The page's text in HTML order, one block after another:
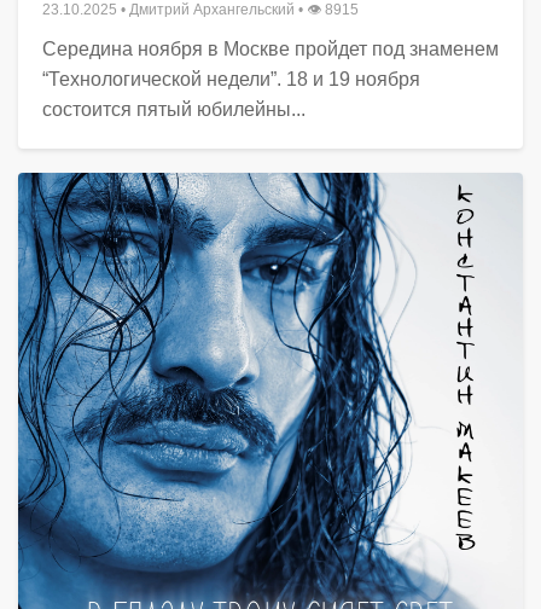
23.10.2025 • Дмитрий Архангельский • 👁 8915
Середина ноября в Москве пройдет под знаменем
“Технологической недели”. 18 и 19 ноября
состоится пятый юбилейны...